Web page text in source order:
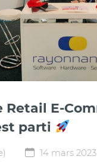
Retail E-
parti
14 mars 2023